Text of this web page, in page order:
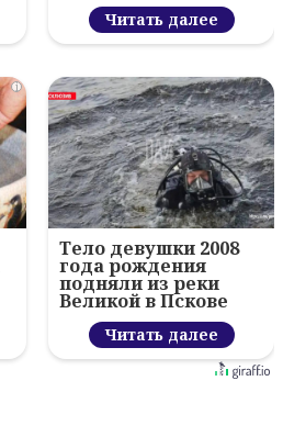
Читать далее
i
Тело девушки 2008
года рождения
подняли из реки
Великой в Пскове
Читать далее